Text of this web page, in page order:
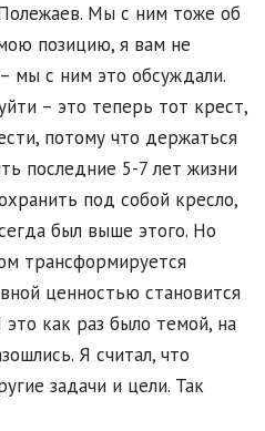
Мы с ним тоже об
позицию, я вам не
мы с ним это обсуждали.
– это теперь тот крест,
потому что держаться
последние 5-7 лет жизни
под собой кресло,
был выше этого. Но
трансформируется
ценностью становится
как раз было темой, на
Я считал, что
задачи и цели. Так